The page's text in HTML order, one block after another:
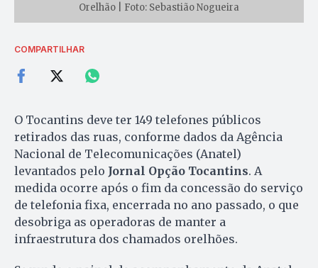
Orelhão | Foto: Sebastião Nogueira
COMPARTILHAR
O Tocantins deve ter 149 telefones públicos
retirados das ruas, conforme dados da Agência
Nacional de Telecomunicações (Anatel)
levantados pelo Jornal Opção Tocantins. A
medida ocorre após o fim da concessão do serviço
de telefonia fixa, encerrada no ano passado, o que
desobriga as operadoras de manter a
infraestrutura dos chamados orelhões.